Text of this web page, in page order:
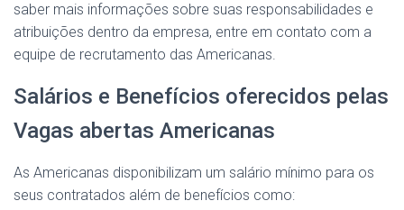
saber mais informações sobre suas responsabilidades e
atribuições dentro da empresa, entre em contato com a
equipe de recrutamento das Americanas.
Salários e Benefícios oferecidos pelas
Vagas abertas Americanas
As Americanas disponibilizam um salário mínimo para os
seus contratados além de benefícios como: